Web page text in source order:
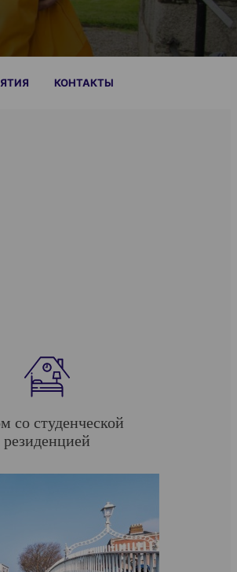
КОНТАКТЫ
со студенческой
резиденцией